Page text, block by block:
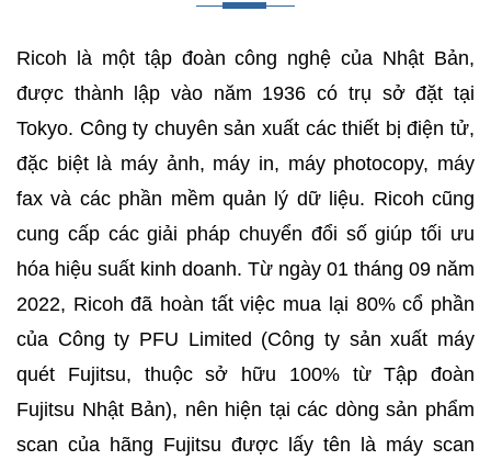
Ricoh là một tập đoàn công nghệ của Nhật Bản,
được thành lập vào năm 1936 có trụ sở đặt tại
Tokyo. Công ty chuyên sản xuất các thiết bị điện tử,
đặc biệt là máy ảnh, máy in, máy photocopy, máy
fax và các phần mềm quản lý dữ liệu. Ricoh cũng
cung cấp các giải pháp chuyển đổi số giúp tối ưu
hóa hiệu suất kinh doanh. Từ ngày 01 tháng 09 năm
2022, Ricoh đã hoàn tất việc mua lại 80% cổ phần
của Công ty PFU Limited (Công ty sản xuất máy
quét Fujitsu, thuộc sở hữu 100% từ Tập đoàn
Fujitsu Nhật Bản), nên hiện tại các dòng sản phẩm
scan của hãng Fujitsu được lấy tên là máy scan